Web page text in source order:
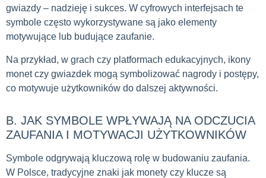
gwiazdy – nadzieję i sukces. W cyfrowych interfejsach te
symbole często wykorzystywane są jako elementy
motywujące lub budujące zaufanie.
Na przykład, w grach czy platformach edukacyjnych, ikony
monet czy gwiazdek mogą symbolizować nagrody i postępy,
co motywuje użytkowników do dalszej aktywności.
B. JAK SYMBOLE WPŁYWAJĄ NA ODCZUCIA
ZAUFANIA I MOTYWACJI UŻYTKOWNIKÓW
Symbole odgrywają kluczową rolę w budowaniu zaufania.
W Polsce, tradycyjne znaki jak monety czy klucze są